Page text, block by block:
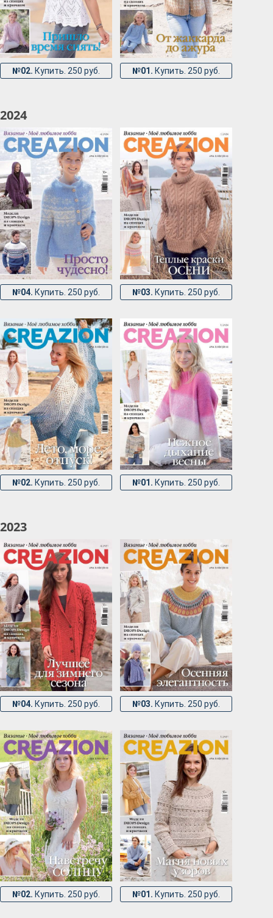
№02. Купить. 250 руб. №01. Купить. 250 руб.
2024
№04. Купить. 250 руб. №03. Купить. 250 руб.
№02. Купить. 250 руб. №01. Купить. 250 руб.
2023
№04. Купить. 250 руб. №03. Купить. 250 руб.
№02. Купить. 250 руб. №01. Купить. 250 руб.